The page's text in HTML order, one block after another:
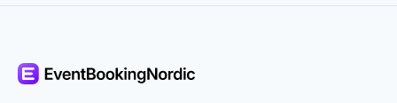
regionen. Det betyder, at du ikke kun finder dem med